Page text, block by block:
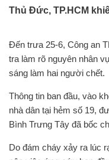
Thủ Đức, TP.HCM
Đến trưa 25-6, Công an
tra làm rõ nguyên nhân
sáng làm hai người chết.
Thông tin ban đầu, vào
nhà dân tại hẻm số 19,
Bình Trưng Tây đã bốc
Do đám cháy xảy ra lúc